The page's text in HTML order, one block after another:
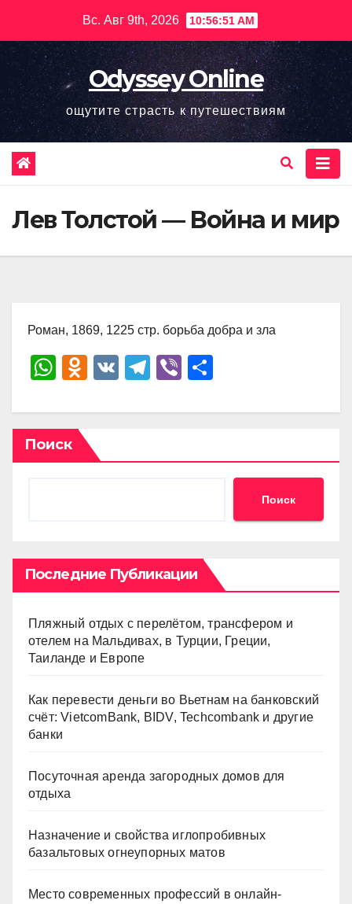
содержимому
Вс. Авг 9th, 2026 10:56:52 AM
Odyssey Online
ощутите страсть к путешествиям
Лев Толстой — Война и мир
Роман, 1869, 1225 стр. борьба добра и зла
W
at
s
A
O
n
o
kl
ki
V
T
e
a
Vi
er р
в
ть
Поиск
Поиск
Последние Публикации
Пляжный отдых с перелётом, трансфером и
отелем на Мальдивах, в Турции, Греции,
Таиланде и Европе
Как перевести деньги во Вьетнам на банковский
счёт: VietcomBank, BIDV, Techcombank и другие
банки
Посуточная аренда загородных домов для
отдыха
Назначение и свойства иглопробивных
базальтовых огнеупорных матов
Место современных профессий в онлайн-